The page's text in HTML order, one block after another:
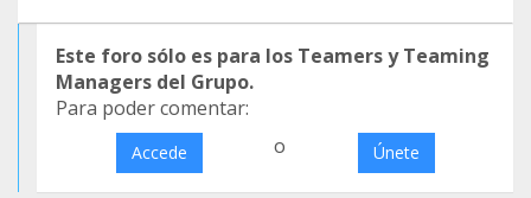
Este foro sólo es para los Teamers y Teaming
Managers del Grupo.
Para poder comentar:
Accede o Únete